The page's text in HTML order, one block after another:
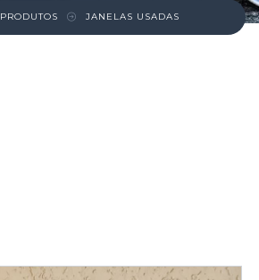
PRODUTOS JANELAS USADAS